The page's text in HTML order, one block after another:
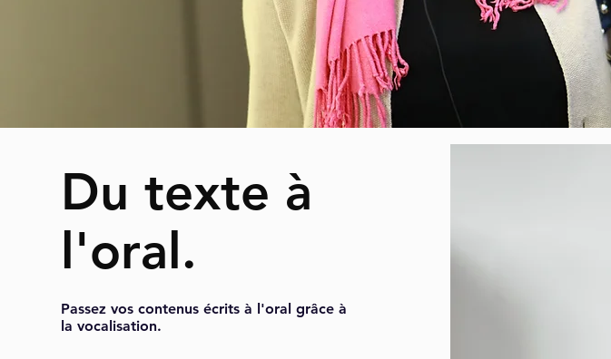
Du texte à
l'oral.
Passez vos contenus écrits à l'oral grâce à
la vocalisation.